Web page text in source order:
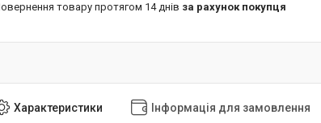
повернення товару протягом 14 днів за рахунок покупця
Характеристики Інформація для замовлення